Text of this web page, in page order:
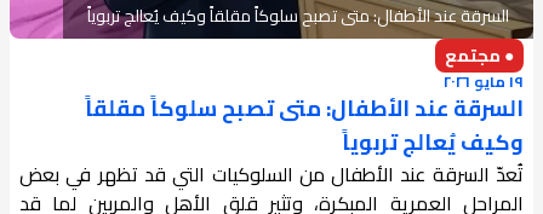
السرقة عند الأطفال: متى تصبح سلوكاً مقلقاً وكيف يُعالج تربوياً
● مجتمع
١٩ مايو ٢٠٢٦
السرقة عند الأطفال: متى تصبح سلوكاً مقلقاً
وكيف يُعالج تربوياً
تُعدّ السرقة عند الأطفال من السلوكيات التي قد تظهر في بعض
المراحل العمرية المبكرة، وتثير قلق الأهل والمربين لما قد